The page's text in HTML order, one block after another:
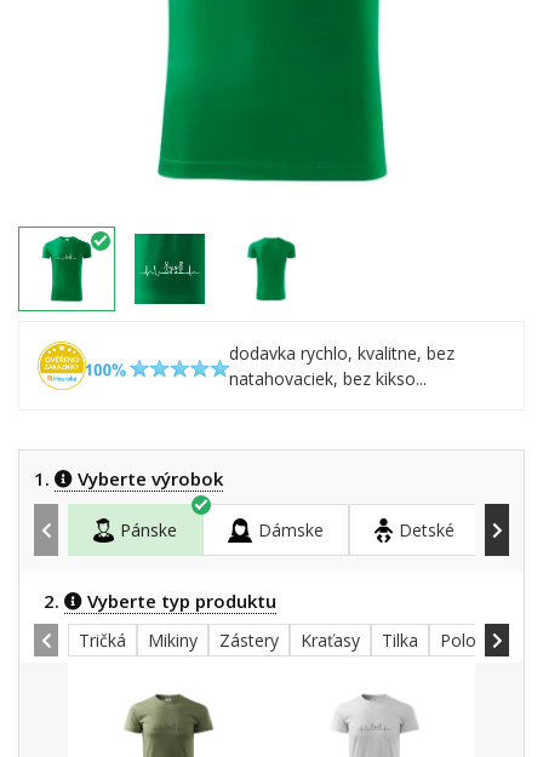
dodavka rychlo, kvalitne, bez
natahovaciek, bez kikso...
1. Vyberte výrobok
Pánske Dámske Detské
2. Vyberte typ produktu
Tričká Mikiny Zástery Kraťasy Tilka Polokošele